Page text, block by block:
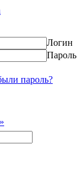
Логин
Пароль
пароль?